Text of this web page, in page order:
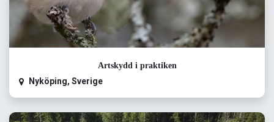
Artskydd i praktiken
Nyköping, Sverige